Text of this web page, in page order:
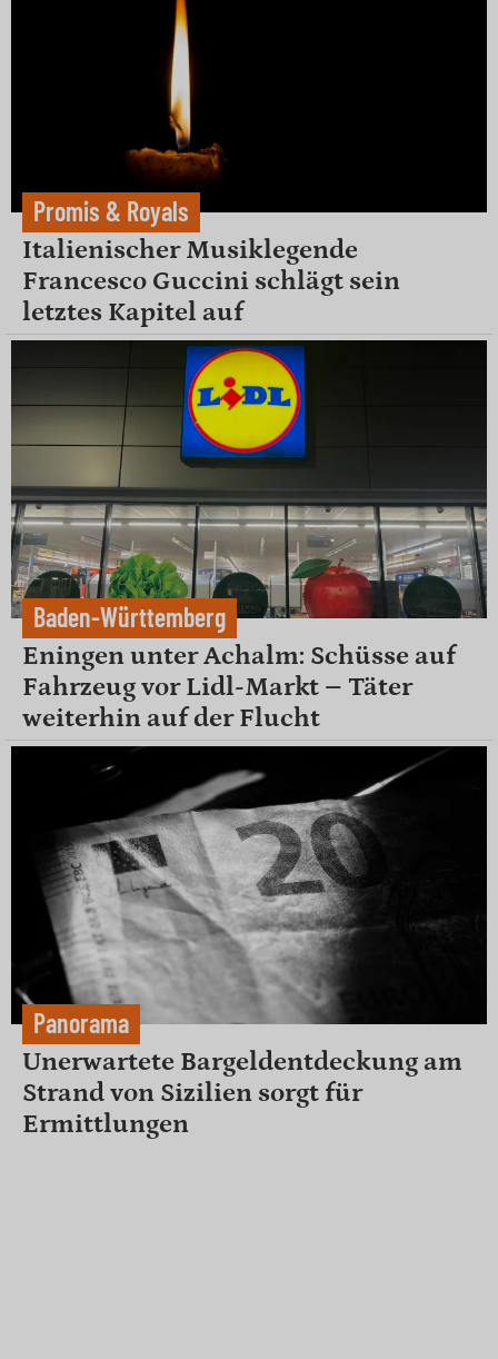
Promis & Royals
Italienischer Musiklegende
Francesco Guccini schlägt sein
letztes Kapitel auf
Baden-Württemberg
Eningen unter Achalm: Schüsse auf
Fahrzeug vor Lidl-Markt – Täter
weiterhin auf der Flucht
Panorama
Unerwartete Bargeldentdeckung am
Strand von Sizilien sorgt für
Ermittlungen